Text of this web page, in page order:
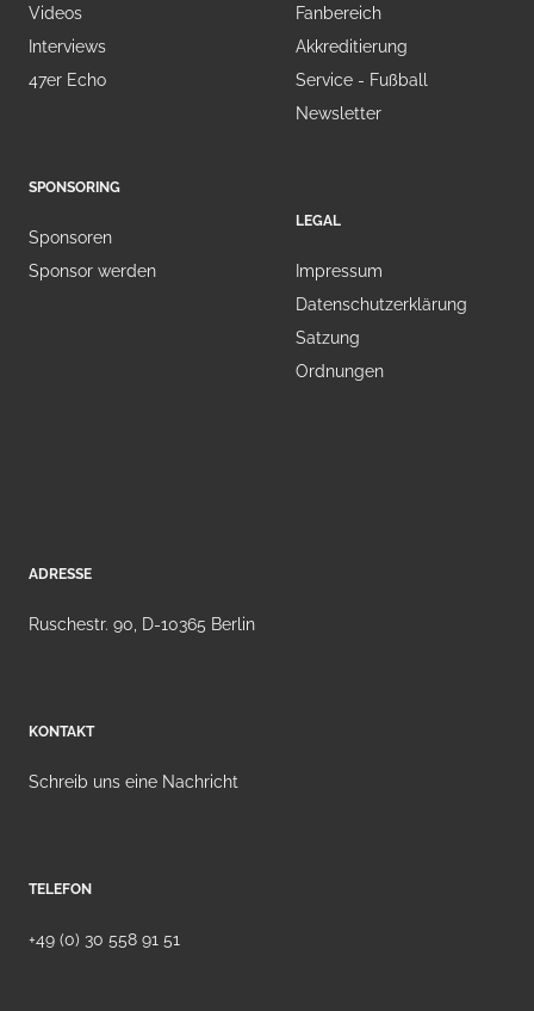
Videos
Interviews
47er Echo
SPONSORING
Sponsoren
Sponsor werden
Fanbereich
Akkreditierung
Service - Fußball
Newsletter
LEGAL
Impressum
Datenschutzerklärung
Satzung
Ordnungen
ADRESSE
Ruschestr. 90, D-10365 Berlin
KONTAKT
Schreib uns eine Nachricht
TELEFON
+49 (0) 30 558 91 51